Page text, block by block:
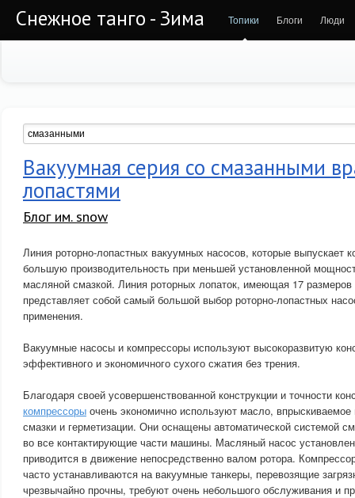
Снежное танго - Зима Топики Блоги Люди
Вакуумная серия со смазанными
лопастями
Блог им. snow
Линия роторно-лопастных вакуумных насосов, которые выпускает
большую производительность при меньшей установленной
масляной смазкой. Линия роторных лопаток, имеющая 17 размеров
представляет собой самый большой выбор роторно-лопастных
применения.
Вакуумные насосы и компрессоры используют высокоразвитую
эффективного и экономичного сухого сжатия без трения.
Благодаря своей усовершенствованной конструкции и точности
компрессоры очень экономично используют масло,
смазки и герметизации. Они оснащены автоматической системой
во все контактирующие части машины. Масляный насос
приводится в движение непосредственно валом ротора.
часто устанавливаются на вакуумные танкеры, перевозящие
чрезвычайно прочны, требуют очень небольшого обслуживания и